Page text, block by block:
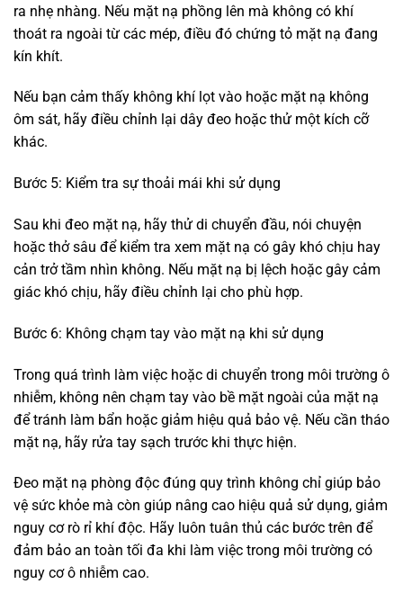
ra nhẹ nhàng. Nếu mặt nạ phồng lên mà không có khí
thoát ra ngoài từ các mép, điều đó chứng tỏ mặt nạ đang
kín khít.
Nếu bạn cảm thấy không khí lọt vào hoặc mặt nạ không
ôm sát, hãy điều chỉnh lại dây đeo hoặc thử một kích cỡ
khác.
Bước 5: Kiểm tra sự thoải mái khi sử dụng
Sau khi đeo mặt nạ, hãy thử di chuyển đầu, nói chuyện
hoặc thở sâu để kiểm tra xem mặt nạ có gây khó chịu hay
cản trở tầm nhìn không. Nếu mặt nạ bị lệch hoặc gây cảm
giác khó chịu, hãy điều chỉnh lại cho phù hợp.
Bước 6: Không chạm tay vào mặt nạ khi sử dụng
Trong quá trình làm việc hoặc di chuyển trong môi trường ô
nhiễm, không nên chạm tay vào bề mặt ngoài của mặt nạ
để tránh làm bẩn hoặc giảm hiệu quả bảo vệ. Nếu cần tháo
mặt nạ, hãy rửa tay sạch trước khi thực hiện.
Đeo mặt nạ phòng độc đúng quy trình không chỉ giúp bảo
vệ sức khỏe mà còn giúp nâng cao hiệu quả sử dụng, giảm
nguy cơ rò rỉ khí độc. Hãy luôn tuân thủ các bước trên để
đảm bảo an toàn tối đa khi làm việc trong môi trường có
nguy cơ ô nhiễm cao.